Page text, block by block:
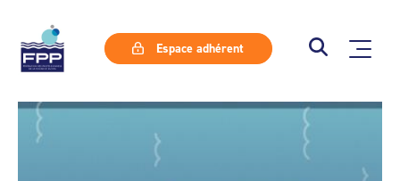
Espace adhérent